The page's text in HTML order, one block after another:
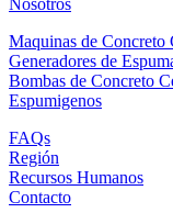
Nosotros
Maquinas de Concreto
Generadores de
Bombas de Concreto
Espumigenos
FAQs
Región
Recursos Humanos
Contacto